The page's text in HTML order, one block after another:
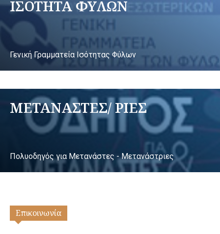
ΙΣΟΤΗΤΑ ΦΥΛΩΝ
Γενική Γραμματεία Ισότητας Φύλων
ΜΕΤΑΝΑΣΤΕΣ/ ΡΙΕΣ
Πολυοδηγός για Μετανάστες - Μετανάστριες
Επικοινωνία